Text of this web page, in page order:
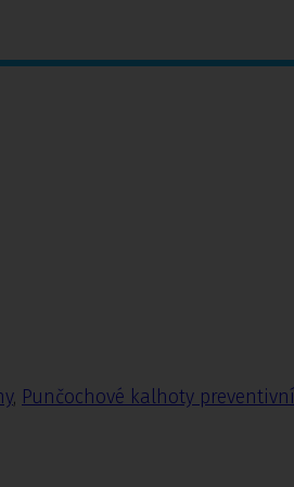
, Punčochové kalhoty preventivní